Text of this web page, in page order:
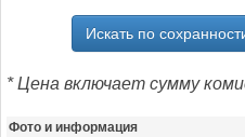
Искать по
* Цена включает сумму
Фото и информация